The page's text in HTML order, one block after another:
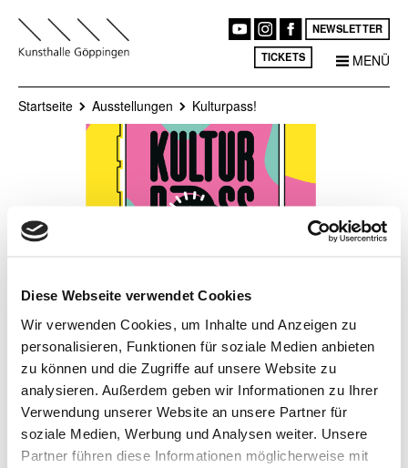
Diese Webseite verwendet Cookies
Wir verwenden Cookies, um Inhalte und Anzeigen zu
personalisieren, Funktionen für soziale Medien anbieten
zu können und die Zugriffe auf unsere Website zu
analysieren. Außerdem geben wir Informationen zu Ihrer
Verwendung unserer Website an unsere Partner für
soziale Medien, Werbung und Analysen weiter. Unsere
Partner führen diese Informationen möglicherweise mit
NEWSLETTER
TICKETS MENÜ
Startseite Ausstellungen Kulturpass!
Kulturpass!
Göppingen
Die Kunsthalle Göppingen hat
Angebote für Jugendliche im
Kulturpass.